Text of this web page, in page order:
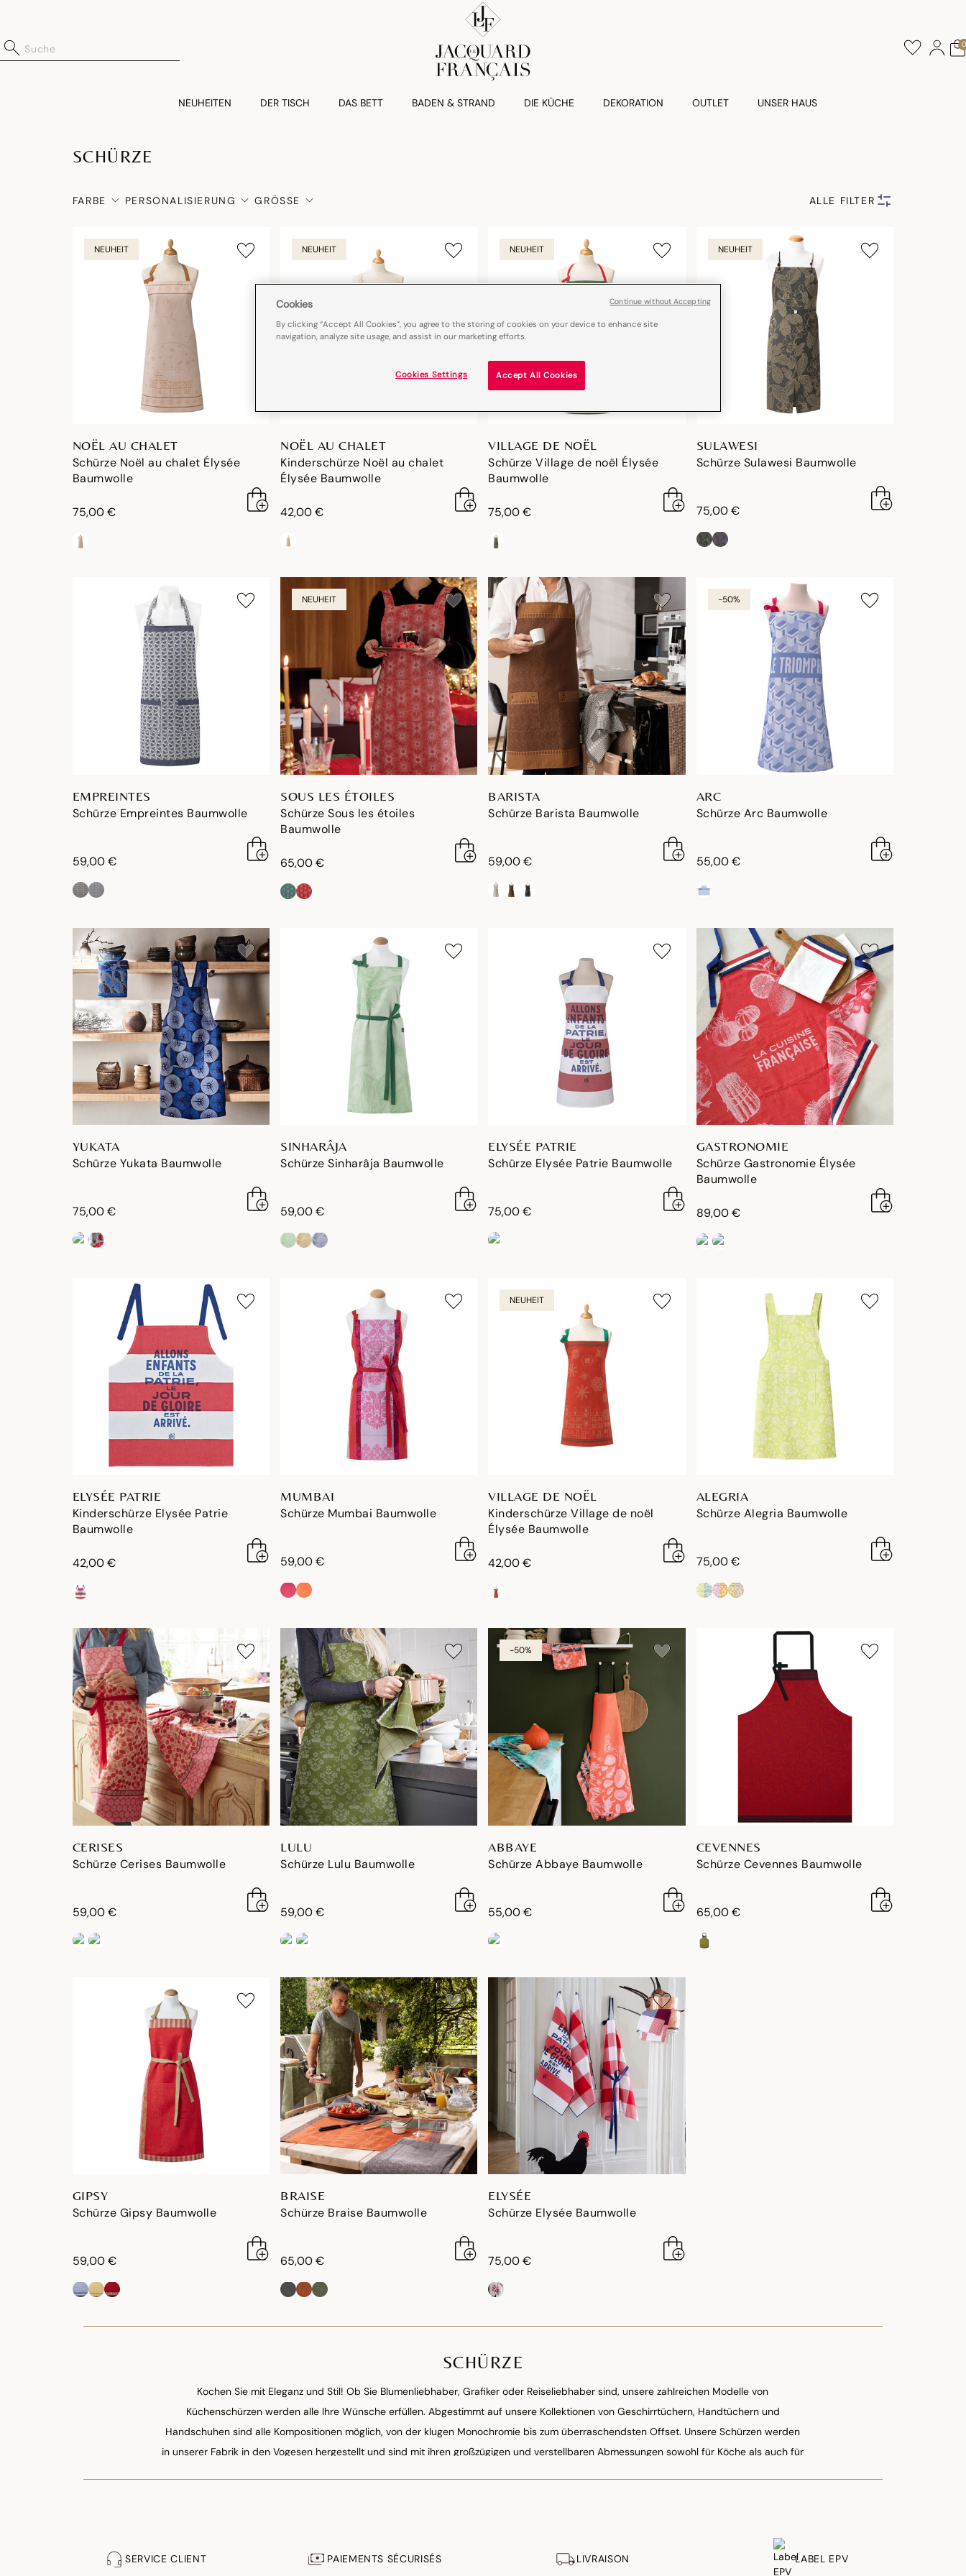
0
NEUHEITEN DER TISCH DAS BETT BADEN & STRAND DIE KÜCHE DEKORATION OUTLET UNSER HAUS
SCHÜRZE
FARBE PERSONALISIERUNG GRÖSSE ALLE FILTER
NEUHEIT
NOËL AU CHALET
Schürze Noël au chalet Élysée
Baumwolle
75,00 €
NEUHEIT
NOËL AU CHALET
Kinderschürze Noël au chalet
Élysée Baumwolle
42,00 €
NEUHEIT
VILLAGE DE NOËL
Schürze Village de noël Élysée
Baumwolle
75,00 €
NEUHEIT
SULAWESI
Schürze Sulawesi Baumwolle
75,00 €
EMPREINTES
Schürze Empreintes Baumwolle
59,00 €
NEUHEIT
SOUS LES ÉTOILES
Schürze Sous les étoiles
Baumwolle
65,00 €
BARISTA
Schürze Barista Baumwolle
59,00 €
-50%
ARC
Schürze Arc Baumwolle
55,00 €
YUKATA
Schürze Yukata Baumwolle
75,00 €
SINHARÂJA
Schürze Sinharâja Baumwolle
59,00 €
ELYSÉE PATRIE
Schürze Elysée Patrie Baumwolle
75,00 €
GASTRONOMIE
Schürze Gastronomie Élysée
Baumwolle
89,00 €
ELYSÉE PATRIE
Kinderschürze Elysée Patrie
Baumwolle
42,00 €
MUMBAI
Schürze Mumbai Baumwolle
59,00 €
NEUHEIT
VILLAGE DE NOËL
Kinderschürze Village de noël
Élysée Baumwolle
42,00 €
ALEGRIA
Schürze Alegria Baumwolle
75,00 €
CERISES
Schürze Cerises Baumwolle
59,00 €
LULU
Schürze Lulu Baumwolle
59,00 €
-50%
ABBAYE
Schürze Abbaye Baumwolle
55,00 €
CEVENNES
Schürze Cevennes Baumwolle
65,00 €
GIPSY
Schürze Gipsy Baumwolle
59,00 €
BRAISE
Schürze Braise Baumwolle
65,00 €
ELYSÉE
Schürze Elysée Baumwolle
75,00 €
SCHÜRZE
Kochen Sie mit Eleganz und Stil! Ob Sie Blumenliebhaber, Grafiker oder Reiseliebhaber sind, unsere zahlreichen Modelle von
Küchenschürzen werden alle Ihre Wünsche erfüllen. Abgestimmt auf unsere Kollektionen von Geschirrtüchern, Handtüchern und
Handschuhen sind alle Kompositionen möglich, von der klugen Monochromie bis zum überraschendsten Offset. Unsere Schürzen werden
in unserer Fabrik in den Vogesen hergestellt und sind mit ihren großzügigen und verstellbaren Abmessungen sowohl für Köche als auch für
SERVICE CLIENT PAIEMENTS SÉCURISÉS LIVRAISON LABEL EPV
Cookies
By clicking “Accept All Cookies”, you agree to the storing of cookies on your device to enhance site
navigation, analyze site usage, and assist in our marketing efforts.
Accept All Cookies
Cookies Settings
Continue without Accepting